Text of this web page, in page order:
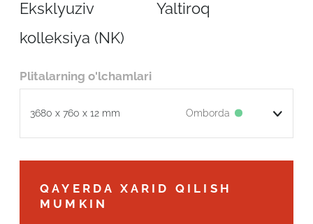
Eksklyuziv
kolleksiya (NK)
Yaltiroq
Plitalarning o'lchamlari
3680 x 760 x 12 mm Omborda
QAYERDA XARID QILISH
MUMKINARIZANI YUBORISH
Robot emasligingizni tasdiqlang